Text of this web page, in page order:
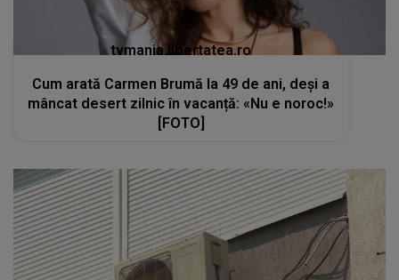
tvmania.libertatea.ro
Cum arată Carmen Brumă la 49 de ani, deși a
mâncat desert zilnic în vacanță: «Nu e noroc!»
[FOTO]